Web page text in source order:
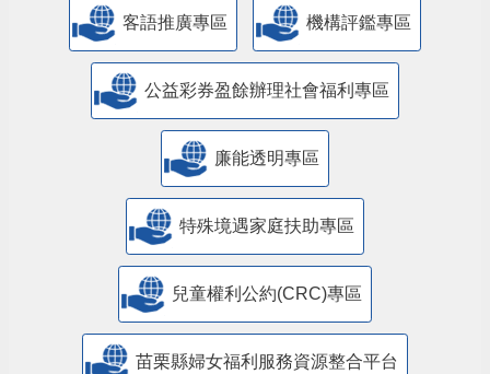
客語推廣專區 機構評鑑專區
公益彩券盈餘辦理社會福利專區
廉能透明專區
特殊境遇家庭扶助專區
兒童權利公約(CRC)專區
苗栗縣婦女福利服務資源整合平台